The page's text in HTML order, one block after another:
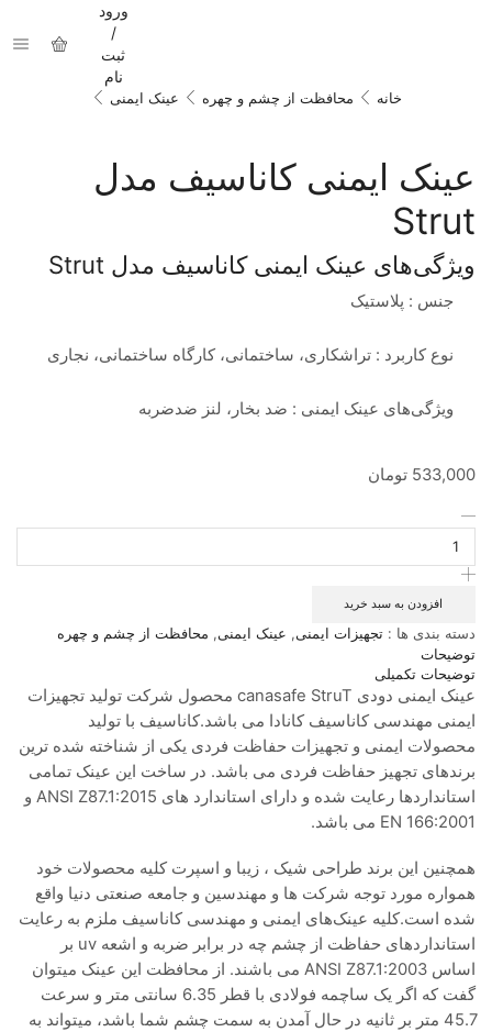
ورود
/
ثبت
نام
خانه محافظت از چشم و چهره عینک ايمنی
عینک ایمنی کاناسیف مدل
Strut
ویژگی‌های عینک ایمنی کاناسیف مدل Strut
جنس : پلاستیک
نوع کاربرد : تراشکاری، ساختمانی، کارگاه ساختمانی، نجاری
ویژگی‌های عینک ایمنی : ضد بخار، لنز ضدضربه
533,000 تومان
ایمنی
کاناسیف
Strutافزودن به سبد خرید
دسته بندی ها : تجهیزات ایمنی, عینک ايمنی, محافظت از چشم و چهره
توضیحات
توضیحات تکمیلی
عینک ایمنی دودی canasafe StruT محصول شرکت تولید تجهیزات
ایمنی مهندسی کاناسیف کانادا می باشد.کاناسیف با تولید
محصولات ایمنی و تجهیزات حفاظت فردی یکی از شناخته شده ترین
برندهای تجهیز حفاظت فردی می باشد. در ساخت این عینک تمامی
استانداردها رعایت شده و دارای استاندارد های ANSI Z87.1:2015 و
EN 166:2001 می باشد.
همچنین این برند طراحی شیک ، زیبا و اسپرت کلیه محصولات خود
همواره مورد توجه شرکت ها و مهندسین و جامعه صنعتی دنیا واقع
شده است.کلیه عینک‌های ایمنی و مهندسی کاناسیف ملزم به رعایت
استانداردهای حفاظت از چشم چه در برابر ضربه و اشعه uv بر
اساس ANSI Z87.1:2003 می باشند. از محافظت این عینک میتوان
گفت که اگر یک ساچمه فولادی با قطر 6.35 سانتی متر و سرعت
45.7 متر بر ثانیه در حال آمدن به سمت چشم شما باشد، میتواند به